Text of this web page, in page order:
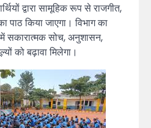
द्वारा सामूहिक रूप से राजगीत,
पाठ किया जाएगा। विभाग का
में सकारात्मक सोच, अनुशासन,
को बढ़ावा मिलेगा।